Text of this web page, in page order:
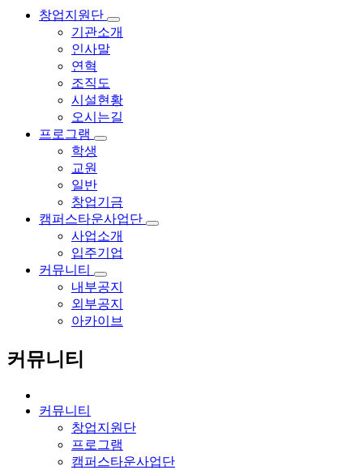
창업지원단
기관소개
인사말
연혁
조직도
시설현황
오시는길
프로그램
학생
교원
일반
창업기금
캠퍼스타운사업단
사업소개
입주기업
커뮤니티
내부공지
외부공지
아카이브
커뮤니티
커뮤니티
창업지원단
프로그램
캠퍼스타운사업단